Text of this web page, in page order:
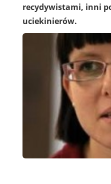
recydywistami, inni
uciekinierów.